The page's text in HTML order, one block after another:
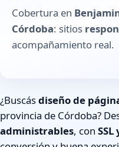
Cobertura en
Córdoba: sitios
acompañamiento real.
¿Buscásdiseño de
provincia de Córdoba?
administrables, con